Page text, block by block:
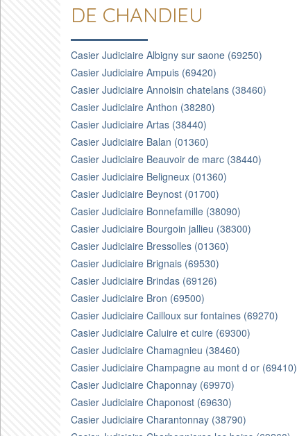
DE CHANDIEU
Casier Judiciaire Albigny sur saone (69250)
Casier Judiciaire Ampuis (69420)
Casier Judiciaire Annoisin chatelans (38460)
Casier Judiciaire Anthon (38280)
Casier Judiciaire Artas (38440)
Casier Judiciaire Balan (01360)
Casier Judiciaire Beauvoir de marc (38440)
Casier Judiciaire Beligneux (01360)
Casier Judiciaire Beynost (01700)
Casier Judiciaire Bonnefamille (38090)
Casier Judiciaire Bourgoin jallieu (38300)
Casier Judiciaire Bressolles (01360)
Casier Judiciaire Brignais (69530)
Casier Judiciaire Brindas (69126)
Casier Judiciaire Bron (69500)
Casier Judiciaire Cailloux sur fontaines (69270)
Casier Judiciaire Caluire et cuire (69300)
Casier Judiciaire Chamagnieu (38460)
Casier Judiciaire Champagne au mont d or (69410)
Casier Judiciaire Chaponnay (69970)
Casier Judiciaire Chaponost (69630)
Casier Judiciaire Charantonnay (38790)